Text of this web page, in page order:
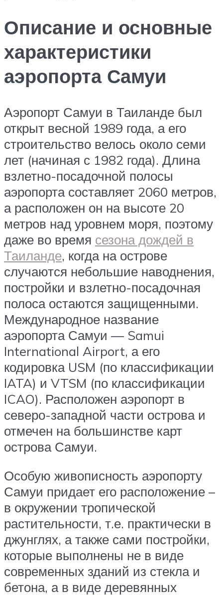
Описание и основные
характеристики
аэропорта Самуи
Аэропорт Самуи в Таиланде был
открыт весной 1989 года, а его
строительство велось около семи
лет (начиная с 1982 года). Длина
взлетно-посадочной полосы
аэропорта составляет 2060 метров,
а расположен он на высоте 20
метров над уровнем моря, поэтому
даже во время сезона дождей в
Таиланде, когда на острове
случаются небольшие наводнения,
постройки и взлетно-посадочная
полоса остаются защищенными.
Международное название
аэропорта Самуи — Samui
International Airport, а его
кодировка USM (по классификации
IATA) и VTSM (по классификации
ICAO). Расположен аэропорт в
северо-западной части острова и
отмечен на большинстве карт
острова Самуи.
Особую живописность аэропорту
Самуи придает его расположение –
в окружении тропической
растительности, т.е. практически в
джунглях, а также сами постройки,
которые выполнены не в виде
современных зданий из стекла и
бетона, а в виде деревянных